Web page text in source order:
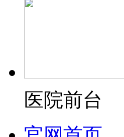
医院前台